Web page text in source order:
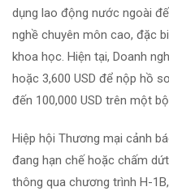
dụng lao động nước ngoài
nghề chuyên môn cao, đặc
khoa học. Hiện tại, Doanh
hoặc 3,600 USD để nộp hồ
đến 100,000 USD trên một
Hiệp hội Thương mại cảnh
đang hạn chế hoặc chấm
thông qua chương trình H-